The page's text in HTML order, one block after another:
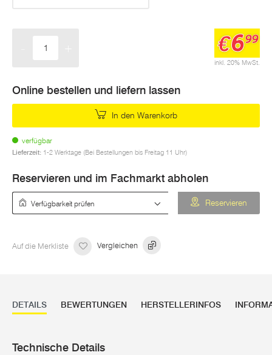
inkl. 20% MwSt.
€699
Online bestellen und liefern lassen
In den Warenkorb
verfügbar
Lieferzeit: 1-2 Werktage (Bei Bestellungen bis Freitag 11 Uhr)
Reservieren und im Fachmarkt abholen
Reservieren
Auf die Merkliste Vergleichen
DETAILS BEWERTUNGEN HERSTELLERINFOS
Technische Details